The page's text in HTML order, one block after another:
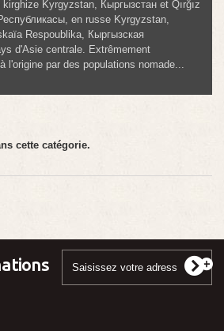
Kyrgyzstan, Кыргызстан et Qırğız
en russe Kyrgyzstan,
Respoublika, Кыргызская
d'Asie centrale. Extrêmement
l'origine par des populations nomade...
cette catégorie.